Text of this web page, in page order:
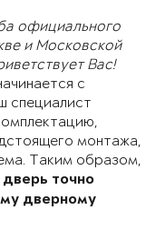
официального
и Московской
Вас!
с
специалист
монтажа,
Таким образом,
точно
дверному